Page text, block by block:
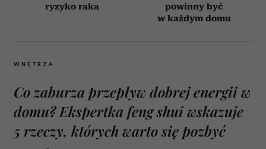
ryzyko raka
powinny być
w każdym domu
WNĘTRZA
Co zaburza przepływ dobrej energii w
domu? Ekspertka feng shui wskazuje
5 rzeczy, których warto się pozbyć